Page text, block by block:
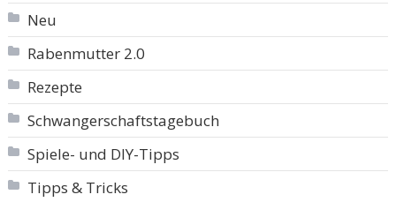
Neu
Rabenmutter 2.0
Rezepte
Schwangerschaftstagebuch
Spiele- und DIY-Tipps
Tipps & Tricks